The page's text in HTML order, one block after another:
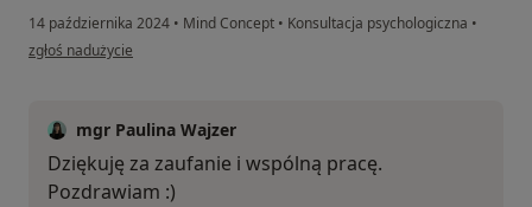
14 października 2024 • Mind Concept • Konsultacja psychologiczna •
w opinii użytkownika MS
zgłoś nadużycie
mgr Paulina Wajzer
Dziękuję za zaufanie i wspólną pracę.
Pozdrawiam :)